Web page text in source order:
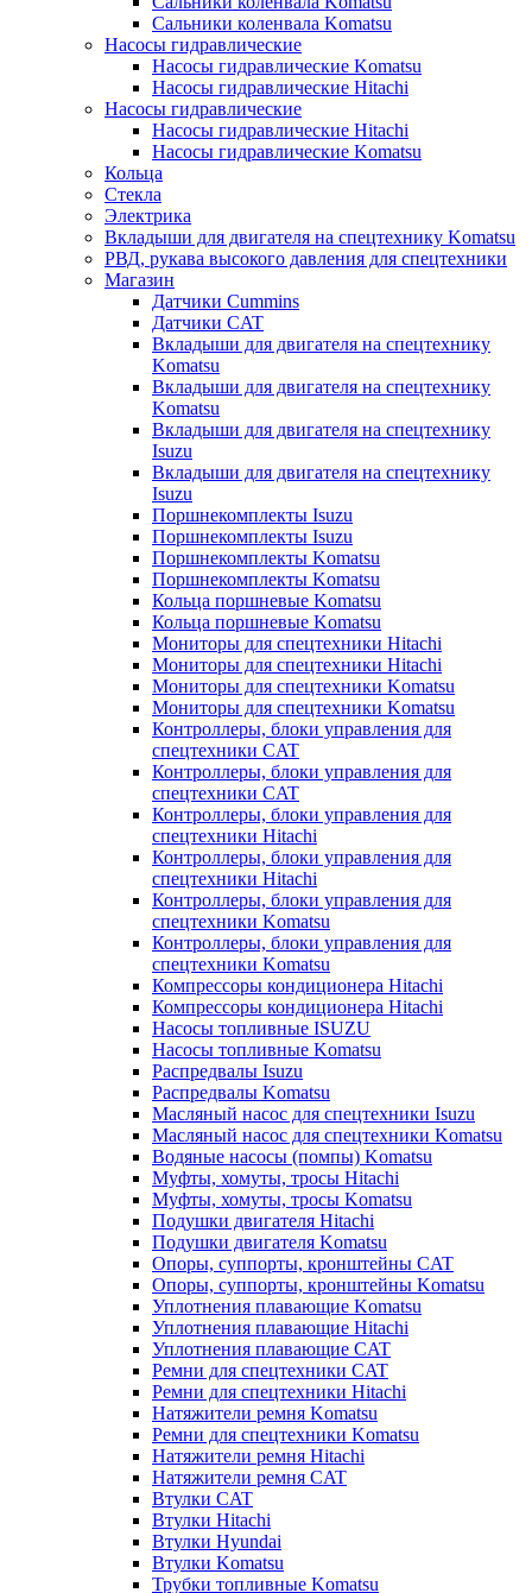
Сальники коленвала Komatsu
Насосы гидравлические
Насосы гидравлические Komatsu
Насосы гидравлические Hitachi
Насосы гидравлические
Насосы гидравлические Hitachi
Насосы гидравлические Komatsu
Кольца
Стекла
Электрика
Вкладыши для двигателя на спецтехнику Komatsu
РВД, рукава высокого давления для спецтехники
Магазин
Датчики Cummins
Датчики CAT
Вкладыши для двигателя на спецтехнику
Komatsu
Вкладыши для двигателя на спецтехнику
Komatsu
Вкладыши для двигателя на спецтехнику
Isuzu
Вкладыши для двигателя на спецтехнику
Isuzu
Поршнекомплекты Isuzu
Поршнекомплекты Isuzu
Поршнекомплекты Komatsu
Поршнекомплекты Komatsu
Кольца поршневые Komatsu
Кольца поршневые Komatsu
Мониторы для спецтехники Hitachi
Мониторы для спецтехники Hitachi
Мониторы для спецтехники Komatsu
Мониторы для спецтехники Komatsu
Контроллеры, блоки управления для
спецтехники CAT
Контроллеры, блоки управления для
спецтехники CAT
Контроллеры, блоки управления для
спецтехники Hitachi
Контроллеры, блоки управления для
спецтехники Hitachi
Контроллеры, блоки управления для
спецтехники Komatsu
Контроллеры, блоки управления для
спецтехники Komatsu
Компрессоры кондиционера Hitachi
Компрессоры кондиционера Hitachi
Насосы топливные ISUZU
Насосы топливные Komatsu
Распредвалы Isuzu
Распредвалы Komatsu
Масляный насос для спецтехники Isuzu
Масляный насос для спецтехники Komatsu
Водяные насосы (помпы) Komatsu
Муфты, хомуты, тросы Hitachi
Муфты, хомуты, тросы Komatsu
Подушки двигателя Hitachi
Подушки двигателя Komatsu
Опоры, суппорты, кронштейны CAT
Опоры, суппорты, кронштейны Komatsu
Уплотнения плавающие Komatsu
Уплотнения плавающие Hitachi
Уплотнения плавающие CAT
Ремни для спецтехники CAT
Ремни для спецтехники Hitachi
Натяжители ремня Komatsu
Ремни для спецтехники Komatsu
Натяжители ремня Hitachi
Натяжители ремня CAT
Втулки CAT
Втулки Hitachi
Втулки Hyundai
Втулки Komatsu
Трубки топливные Komatsu